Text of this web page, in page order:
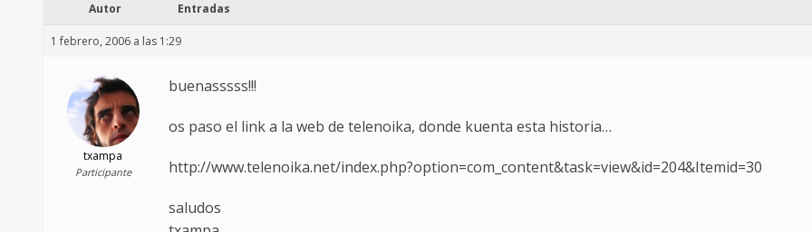
Autor Entradas
1 febrero, 2006 a las 1:29
txampa
Participante
buenasssss!!!
os paso el link a la web de telenoika, donde kuenta esta historia…
http://www.telenoika.net/index.php?option=com_content&task=view&id=204&Itemid=30
saludos